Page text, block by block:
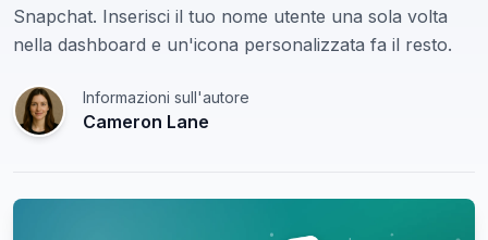
Snapchat. Inserisci il tuo nome utente una sola volta
nella dashboard e un'icona personalizzata fa il resto.
Informazioni sull'autore
Cameron Lane